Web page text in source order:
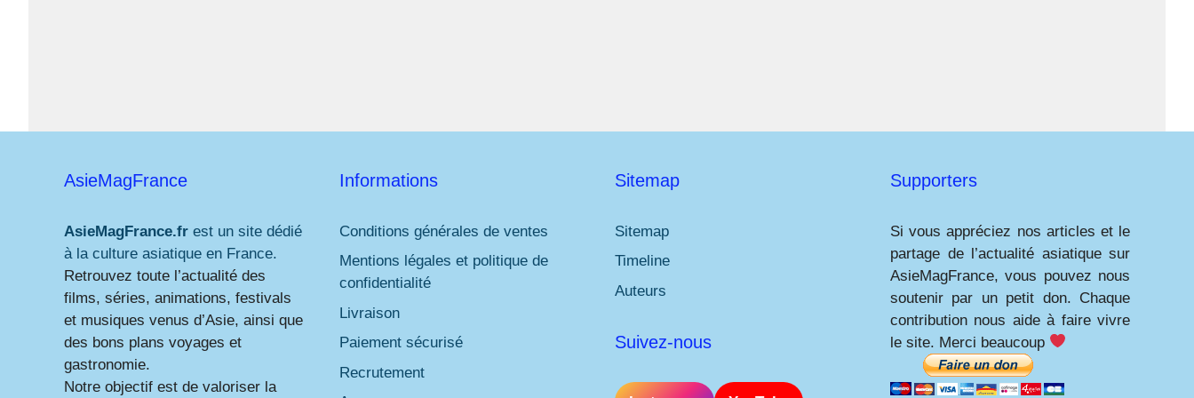
AsieMagFrance
AsieMagFrance.fr est un site dédié
à la culture asiatique en France.
Retrouvez toute l’actualité des
films, séries, animations, festivals
et musiques venus d’Asie, ainsi que
des bons plans voyages et
gastronomie.
Notre objectif est de valoriser la
Informations
Conditions générales de ventes
Mentions légales et politique de
confidentialité
Livraison
Paiement sécurisé
Recrutement
Sitemap
Sitemap
Timeline
Auteurs
Suivez-nous
Supporters
Si vous appréciez nos articles et le
partage de l’actualité asiatique sur
AsieMagFrance, vous pouvez nous
soutenir par un petit don. Chaque
contribution nous aide à faire vivre
le site. Merci beaucoup